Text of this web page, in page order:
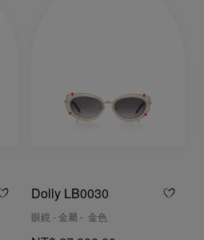
Dolly LB0030
眼鏡 - 金屬 - 金色